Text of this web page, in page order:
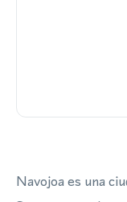
Navojoa es una